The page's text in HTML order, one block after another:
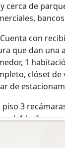
cerca de
con
que dan una
1
clóset de
de
piso 3
1 baño